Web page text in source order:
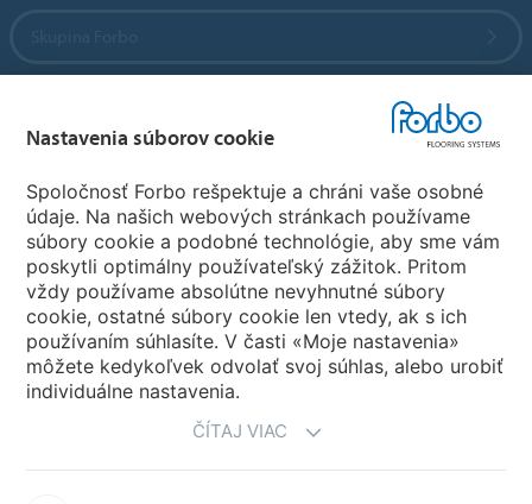
Zvoľte krajinu
Zvoľte svoju krajinu
Nastavenia súborov cookie
Spoločnosť Forbo rešpektuje a chráni vaše osobné
údaje. Na našich webových stránkach používame
súbory cookie a podobné technológie, aby sme vám
poskytli optimálny používateľský zážitok. Pritom
vždy používame absolútne nevyhnutné súbory
cookie, ostatné súbory cookie len vtedy, ak s ich
používaním súhlasíte. V časti «Moje nastavenia»
môžete kedykoľvek odvolať svoj súhlas, alebo urobiť
individuálne nastavenia.
ČÍTAJ VIAC